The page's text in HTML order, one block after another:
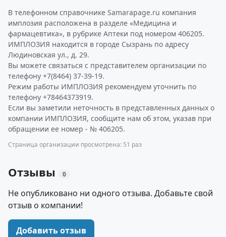
В телефонном справочнике Samarapage.ru компания
имплозия расположена в разделе «Медицина и
фармацевтика», в рубрике Аптеки под номером 406205.
ИМПЛОЗИЯ находится в городе Сызрань по адресу
Людиновская ул., д. 29.
Вы можете связаться с представителем организации по
телефону +7(8464) 37-39-19.
Режим работы ИМПЛОЗИЯ рекомендуем уточнить по
телефону +78464373919.
Если вы заметили неточность в представленных данных о
компании ИМПЛОЗИЯ, сообщите нам об этом, указав при
обращении ее номер - № 406205.
Страница организации просмотрена: 51 раз
Отзывы 0
Не опубликовано ни одного отзыва. Добавьте свой
отзыв о компании!
Добавить отзыв